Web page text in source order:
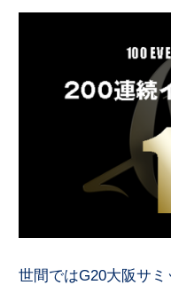
世間ではG20大阪サ